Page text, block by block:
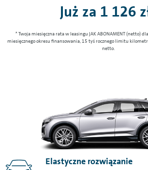
Już za 1 126
* Twoja miesięczna rata w leasingu JAK ABONAMENT (netto)
miesięcznego okresu finansowania, 15 tyś rocznego limitu
netto.
Elastyczne rozwiązanie